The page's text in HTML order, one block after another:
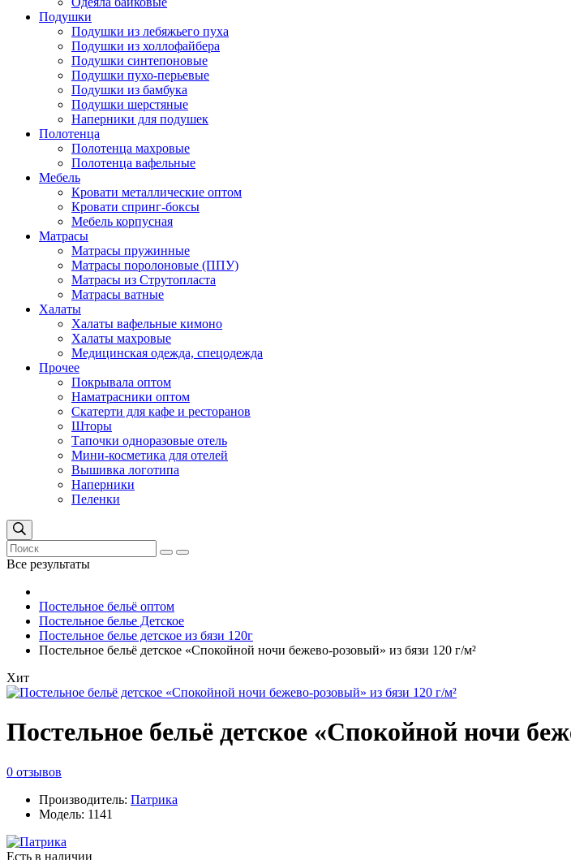
Подушки
Подушки из лебяжьего пуха
Подушки из холлофайбера
Подушки синтепоновые
Подушки пухо-перьевые
Подушки из бамбука
Подушки шерстяные
Наперники для подушек
Полотенца
Полотенца махровые
Полотенца вафельные
Мебель
Кровати металлические оптом
Кровати спринг-боксы
Мебель корпусная
Матрасы
Матрасы пружинные
Матрасы поролоновые (ППУ)
Матрасы из Струтопласта
Матрасы ватные
Халаты
Халаты вафельные кимоно
Халаты махровые
Медицинская одежда, спецодежда
Прочее
Покрывала оптом
Наматрасники оптом
Скатерти для кафе и ресторанов
Шторы
Тапочки одноразовые отель
Мини-косметика для отелей
Вышивка логотипа
Наперники
Пеленки
Все результаты
Постельное бельё оптом
Постельное белье Детское
Постельное белье детское из бязи 120г
Постельное бельё детское «Спокойной ночи бежево-розовый» из бязи 120 г/м²
Хит
Постельное бельё детское «Спокойной ночи
0 отзывов
Производитель: Патрика
Модель: 1141
Есть в наличии